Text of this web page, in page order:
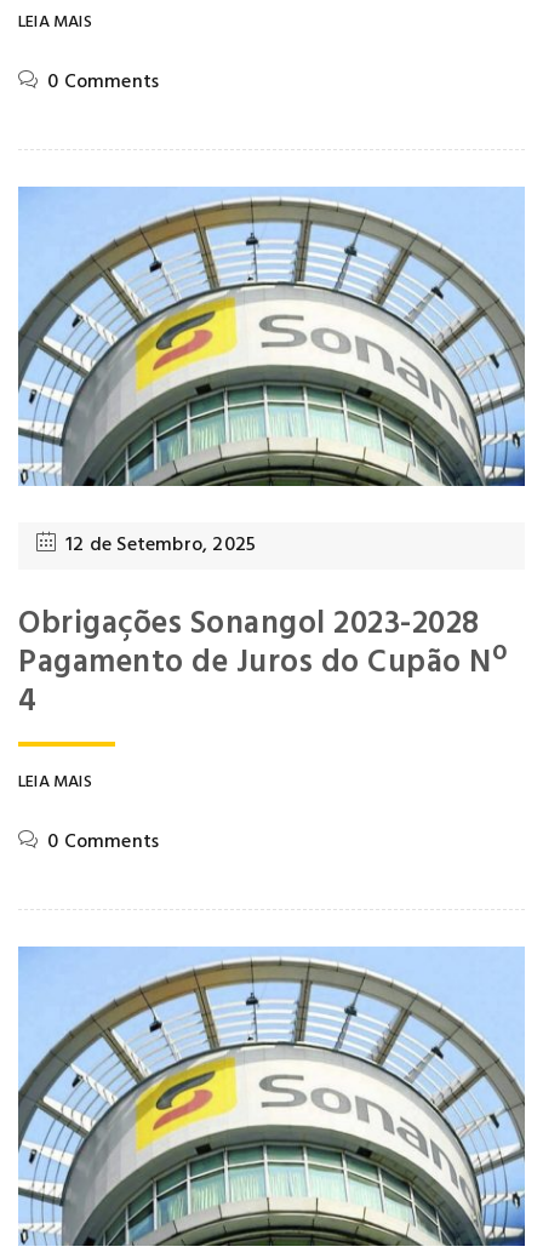
LEIA MAIS
0 Comments
12 de Setembro, 2025
Obrigações Sonangol 2023-2028
Pagamento de Juros do Cupão Nº
4
LEIA MAIS
0 Comments